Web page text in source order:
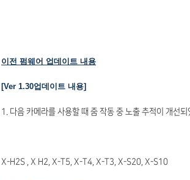
이전 펌웨어 업데이트 내용
[Ver 1.30업데이트 내용]
1. 다음 카메라를 사용할 때 줌 작동 중 노출 추적이 개선되
X-H2S , X H2, X-T5, X-T4, X-T3, X-S20, X-S10